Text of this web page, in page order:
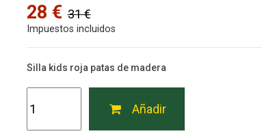
28 € 31 €
Impuestos incluidos
Silla kids roja patas de madera
Añadir